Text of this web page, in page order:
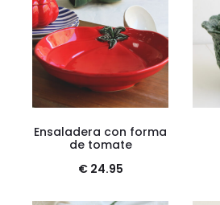
Ensaladera con forma
de tomate
€24.95